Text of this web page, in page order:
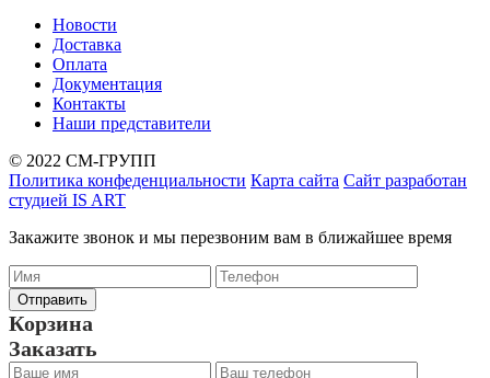
Новости
Доставка
Оплата
Документация
Контакты
Наши представители
© 2022 СМ-ГРУПП
Политика конфеденциальности Карта сайта Сайт разработан
студией IS ART
Закажите звонок и мы перезвоним вам в ближайшее время
Корзина
Заказать